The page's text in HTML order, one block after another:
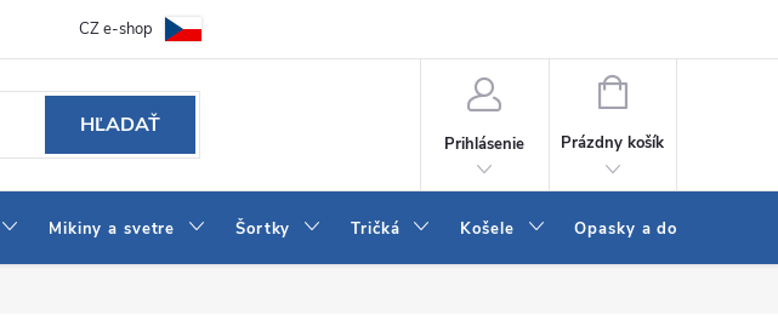
Ako vybrať džínsy Wrangler a LEE
CZ e-shop
HĽADAŤ
Prihlásenie
NÁKUPNÝ
Prázdny košík
Mikiny a svetre Šortky Tričká Košele Opasky a doplnky